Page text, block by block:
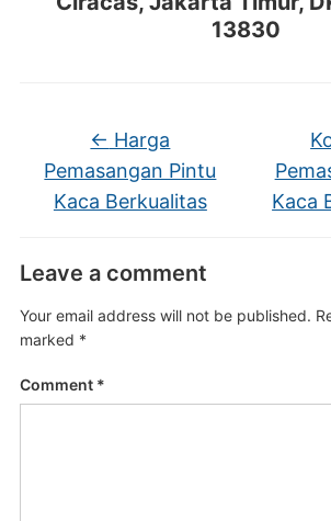
13830
← Harga
Pemasangan Pintu
Kaca Berkualitas
Kaca
Leave a comment
Your email address will not be published.
marked *
Comment *